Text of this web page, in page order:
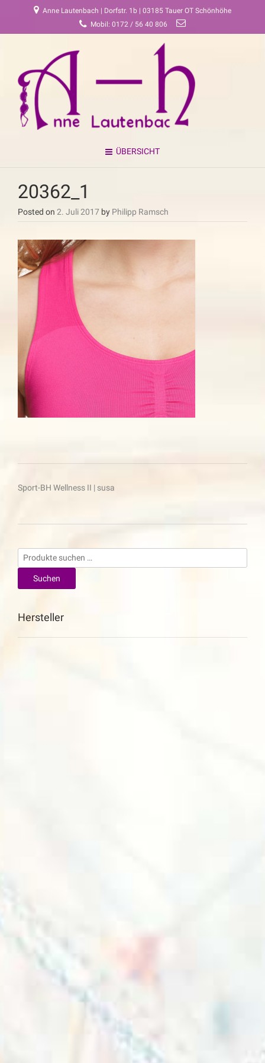
Anne Lautenbach | Dorfstr. 1b | 03185 Tauer OT Schönhöhe
Mobil: 0172 / 56 40 806
ÜBERSICHT
20362_1
Posted on 2. Juli 2017 by Philipp Ramsch
Beitragsnavigation
Sport-BH Wellness II | susa
Suchen
nach:
Suchen
Hersteller